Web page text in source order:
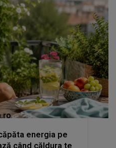
energia pe
când căldura te